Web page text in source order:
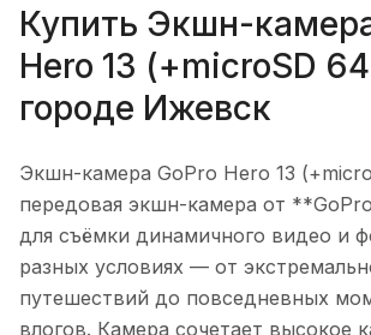
Купить Экшн-
Hero 13 (+microSD
городе Ижевск
Экшн-камера GoPro Hero 13
передовая экшн-камера от
для съёмки динамичного видео и
разных условиях — от
путешествий до повседневных
влогов. Камера сочетает высокое